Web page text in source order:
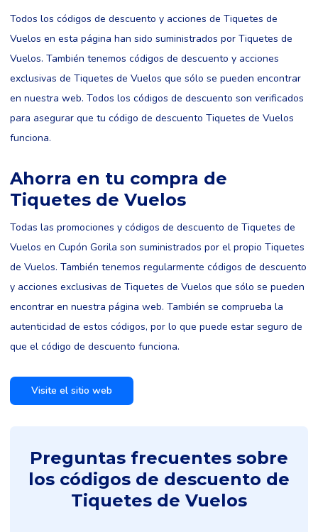
Todos los códigos de descuento y acciones de Tiquetes de
Vuelos en esta página han sido suministrados por Tiquetes de
Vuelos. También tenemos códigos de descuento y acciones
exclusivas de Tiquetes de Vuelos que sólo se pueden encontrar
en nuestra web. Todos los códigos de descuento son verificados
para asegurar que tu código de descuento Tiquetes de Vuelos
funciona.
Ahorra en tu compra de
Tiquetes de Vuelos
Todas las promociones y códigos de descuento de Tiquetes de
Vuelos en Cupón Gorila son suministrados por el propio Tiquetes
de Vuelos. También tenemos regularmente códigos de descuento
y acciones exclusivas de Tiquetes de Vuelos que sólo se pueden
encontrar en nuestra página web. También se comprueba la
autenticidad de estos códigos, por lo que puede estar seguro de
que el código de descuento funciona.
Visite el sitio web
Preguntas frecuentes sobre
los códigos de descuento de
Tiquetes de Vuelos